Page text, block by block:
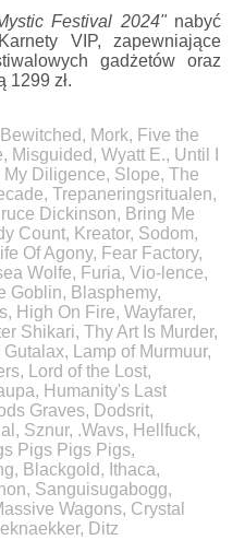
Festival 2024"nabyć
VIP, zapewniające
gadżetów oraz
1299 zł.
Bewitched, Mork, Five the
, Misguided,Wyatt E., Until I
My Diligence, Slope,The
,Trepaneringsritualen,
Dickinson, Bring Me
Count, Kreator, Sodom,
Life Of Agony, Fear Factory,
Wolfe, Furia,Vio-lence,
Goblin, Blasphemy,
, High On Fire,Wayfarer,
Shikari,Thy Art Is Murder,
Gutalax, Lamp of Murmuur,
, Lord of the Lost,
, Humanity's Last
Graves, Dodsrit,
, Sznur, .Wavs, Hellfuck,
Pigs Pigs Pigs,
, Blackgold, Ithaca,
, Sanguisugabogg,
Wagons, Crystal
, Ditz